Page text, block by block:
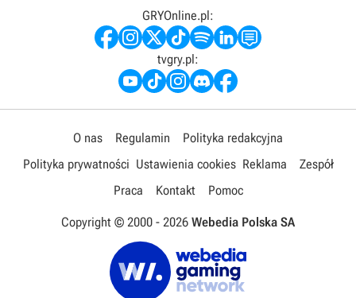
GRYOnline.pl:
tvgry.pl:
O nas Regulamin
Polityka redakcyjna
Polityka prywatności Ustawienia cookies Reklama
Zespół
Praca
Kontakt Pomoc
Copyright © 2000 - 2026 Webedia Polska SA